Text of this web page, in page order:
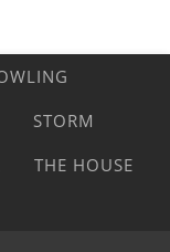
STORM
THE HOUSE